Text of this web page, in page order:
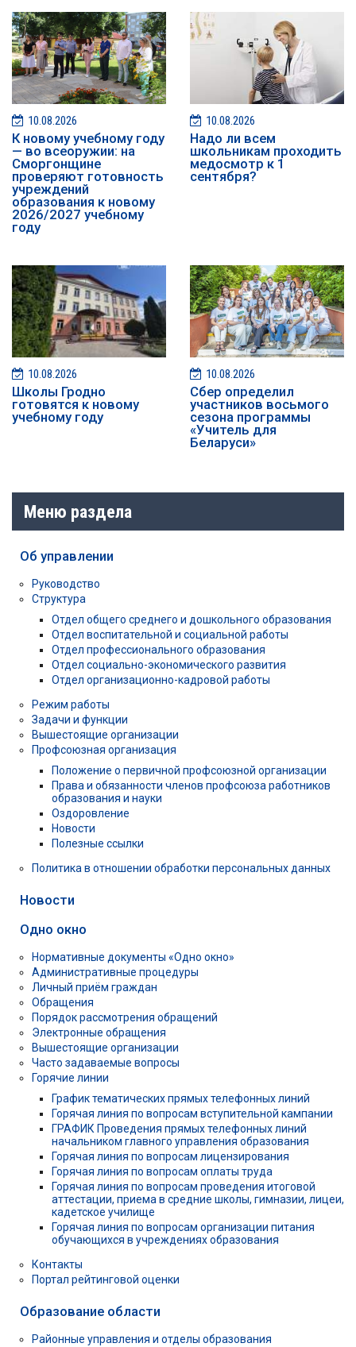
10.08.2026
К новому учебному году
— во всеоружии: на
Сморгонщине
проверяют готовность
учреждений
образования к новому
2026/2027 учебному
году
10.08.2026
Надо ли всем
школьникам проходить
медосмотр к 1
сентября?
10.08.2026
Школы Гродно
готовятся к новому
учебному году
10.08.2026
Сбер определил
участников восьмого
сезона программы
«Учитель для
Беларуси»
Меню раздела
Об управлении
Руководство
Структура
Отдел общего среднего и дошкольного образования
Отдел воспитательной и социальной работы
Отдел профессионального образования
Отдел социально-экономического развития
Отдел организационно-кадровой работы
Режим работы
Задачи и функции
Вышестоящие организации
Профсоюзная организация
Положение о первичной профсоюзной организации
Права и обязанности членов профсоюза работников
образования и науки
Оздоровление
Новости
Полезные ссылки
Политика в отношении обработки персональных данных
Новости
Одно окно
Нормативные документы «Одно окно»
Административные процедуры
Личный приём граждан
Обращения
Порядок рассмотрения обращений
Электронные обращения
Вышестоящие организации
Часто задаваемые вопросы
Горячие линии
График тематических прямых телефонных линий
Горячая линия по вопросам вступительной кампании
ГРАФИК Проведения прямых телефонных линий
начальником главного управления образования
Горячая линия по вопросам лицензирования
Горячая линия по вопросам оплаты труда
Горячая линия по вопросам проведения итоговой
аттестации, приема в средние школы, гимназии, лицеи,
кадетское училище
Горячая линия по вопросам организации питания
обучающихся в учреждениях образования
Контакты
Портал рейтинговой оценки
Образование области
Районные управления и отделы образования